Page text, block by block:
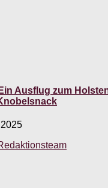
Ausflug zum